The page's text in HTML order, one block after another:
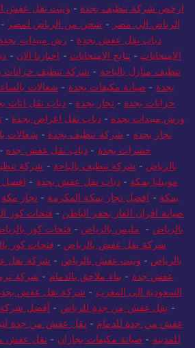
ارخص شركة تنظيف بجدة - ونيت نقل عفش
الرياض الي مصر - شحن من الرياض لمصر -
دباب نقل عفش بجدة - رش مبيدات
الامتحانات - نتايج الامتحانات - اخبارنا الان -
تنظيف منازل بالباحة - شركة تنظيف خزانات
بجدة - صيانة مكيفات بجدة - شغالات
خزانات بجدة - نجار بجدة - دباب نقل اثاث
ورش مبيدات بجدة -دباب نقل اغراض بجدة -
نجار بجدة - شركة تنظيف بجدة - شغالات
حشرات بجدة - دباب نقل عفش جده -
بالرياض - شركة تنظيف بالباحة - شركة
موبيليا بمكة -دباب نقل عفش بجدة - افضل
بمكة - افضل نجار بمكة المكرمة - نجار مكة
صيانة افران الغاز بحفر الباطن - فتحات كور
بالرياض - مليس بالرياض - فتحات كور
شركة نقل عفش بالرياض - فتحات كور
بالرياض - ونيت عفش بالرياض - شركة نقل
عفش جدة - بناء ملاحق بالدمام - شركة
السعودية الى المغرب - شركة نقل عفش
- نقل عفش من جدة للرياض - أفضل
عفش من جدة للدمام - نقل عفش من جدة
للمدينة - صيانة مكيفات بجازان - نقل عفش